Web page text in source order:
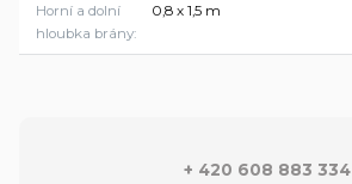
Horní a dolní
hloubka brány
0,8 x 1,5 m
+ 420 608 883 334